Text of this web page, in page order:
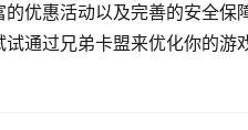
优惠活动以及完善的安全
通过兄弟卡盟来优化你的游